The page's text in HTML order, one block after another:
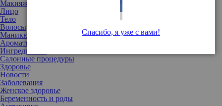
Макияж
Лицо
Тело
Волосы
Маникюр
Ароматы
Ингредиенты
Салонные процедуры
Здоровье
Новости
Заболевания
Женское здоровье
Беременность и роды
Спасибо, я уже с вами!